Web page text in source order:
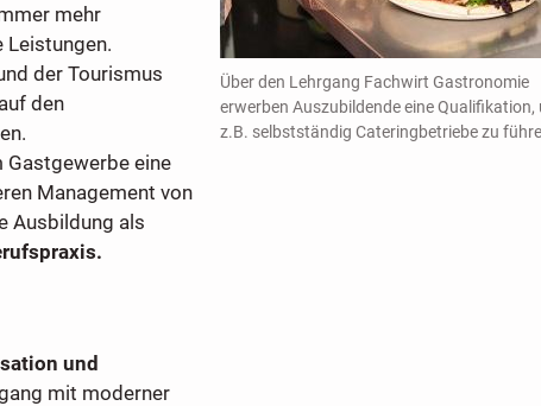
Über den Lehrgang Fachwirt Gastronomie
erwerben Auszubildende eine Qualifikation,
z.B. selbstständig Cateringbetriebe zu
mehr
Leistungen.
der Tourismus
den
eine
Management von
Ausbildung als
und
mit moderner